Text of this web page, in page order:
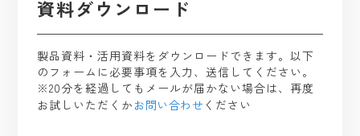
資料ダウンロード
製品資料・活用資料をダウンロードできます。以下
のフォームに必要事項を入力、送信してください。
※20分を経過してもメールが届かない場合は、再度
お試しいただくかお問い合わせ ください